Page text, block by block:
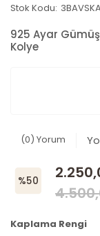
Stok Kodu:
925 Ayar
Kolye
(0) Yorum
%50
Kaplama Rengi